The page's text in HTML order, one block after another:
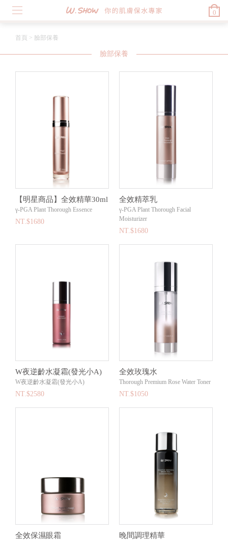
0
首頁 > 臉部保養
臉部保養
【明星商品】全效精華30ml
γ-PGA Plant Thorough Essence
NT.$1680
全效精萃乳
γ-PGA Plant Thorough Facial
Moisturizer
NT.$1680
W夜逆齡水凝霜(發光小A)
W夜逆齡水凝霜(發光小A)
NT.$2580
全效玫瑰水
Thorough Premium Rose Water Toner
NT.$1050
全效保濕眼霜 晚間調理精華